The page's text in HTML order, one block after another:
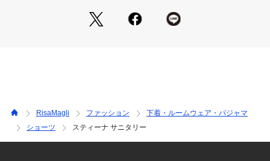
Risa Magliのサニタリーショーツは、ブラジャーとペアでデザ
インをお作りしています。ブルーな日でもコーディネートを楽
＜サイズ＞
M：ヒップ 87～95cm
L：ヒップ 92～100cm
RisaMagli ファッション
下着・ルームウェア・パジャマ
ショーツ
スティーナ サニタリー